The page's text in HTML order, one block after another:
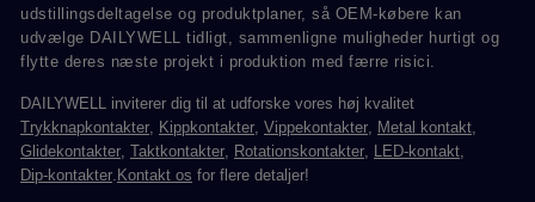
udstillingsdeltagelse og produktplaner, så OEM-købere kan
udvælge DAILYWELL tidligt, sammenligne muligheder hurtigt og
flytte deres næste projekt i produktion med færre risici.
DAILYWELL inviterer dig til at udforske vores høj kvalitet
Trykknapkontakter
Kippkontakter Vippekontakter Metal kontakt
Glidekontakter Taktkontakter Rotationskontakter LED-kontakt
Dip-kontakter Kontakt os for flere detaljer!